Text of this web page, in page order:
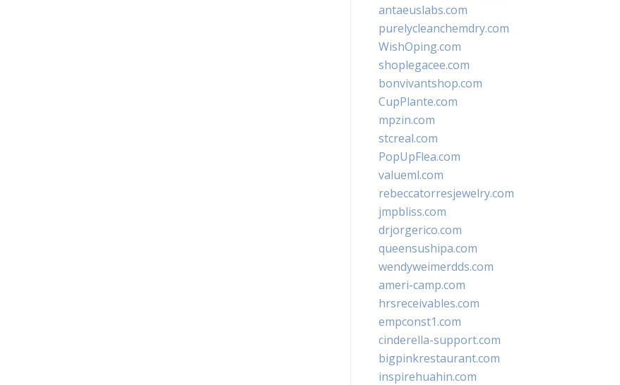
antaeuslabs.com
purelycleanchemdry.com
WishOping.com
shoplegacee.com
bonvivantshop.com
CupPlante.com
mpzin.com
stcreal.com
PopUpFlea.com
valueml.com
rebeccatorresjewelry.com
jmpbliss.com
drjorgerico.com
queensushipa.com
wendyweimerdds.com
ameri-camp.com
hrsreceivables.com
empconst1.com
cinderella-support.com
bigpinkrestaurant.com
inspirehuahin.com